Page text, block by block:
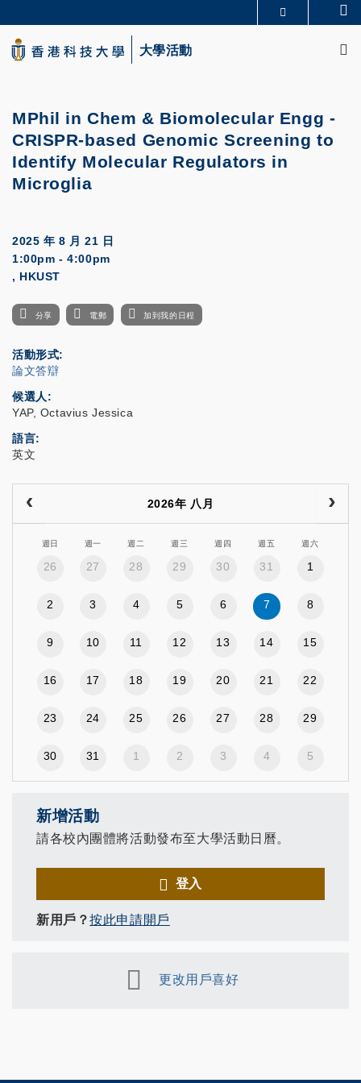
to
main
content
生活@科大
大學活動
MPhil in Chem & Biomolecular Engg -
CRISPR-based Genomic Screening to
Identify Molecular Regulators in
Microglia
2025 年 8 月 21 日
1:00pm - 4:00pm
, HKUST
分享 電郵 加到我的日程
活動形式
論文答辯
候選人
YAP, Octavius Jessica
語言
英文
2026年 八月
週日 週一 週二 週三 週四 週五 週六
26 27 28 29 30 31 1
2 3 4 5 6 7 8
9 10 11 12 13 14 15
16 17 18 19 20 21 22
23 24 25 26 27 28 29
30 31 1 2 3 4 5
新增活動
請各校內團體將活動發布至大學活動日曆。
登入
新用戶？按此申請開戶
更改用戶喜好